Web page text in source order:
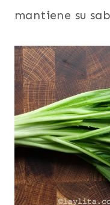
mantiene su